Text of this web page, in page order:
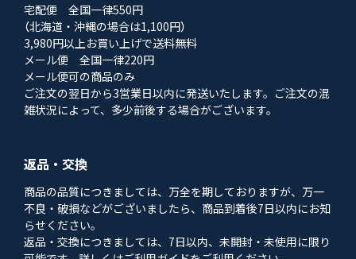
宅配便 全国一律550円
（北海道・沖縄の場合は1,100円）
3,980円以上お買い上げで送料無料
メール便 全国一律220円
メール便可の商品のみ
ご注文の翌日から3営業日以内に発送いたします。ご注文の混
雑状況によって、多少前後する場合がございます。
返品・交換
商品の品質につきましては、万全を期しておりますが、万一
不良・破損などがございましたら、商品到着後7日以内にお知
らせください。
返品・交換につきましては、7日以内、未開封・未使用に限り